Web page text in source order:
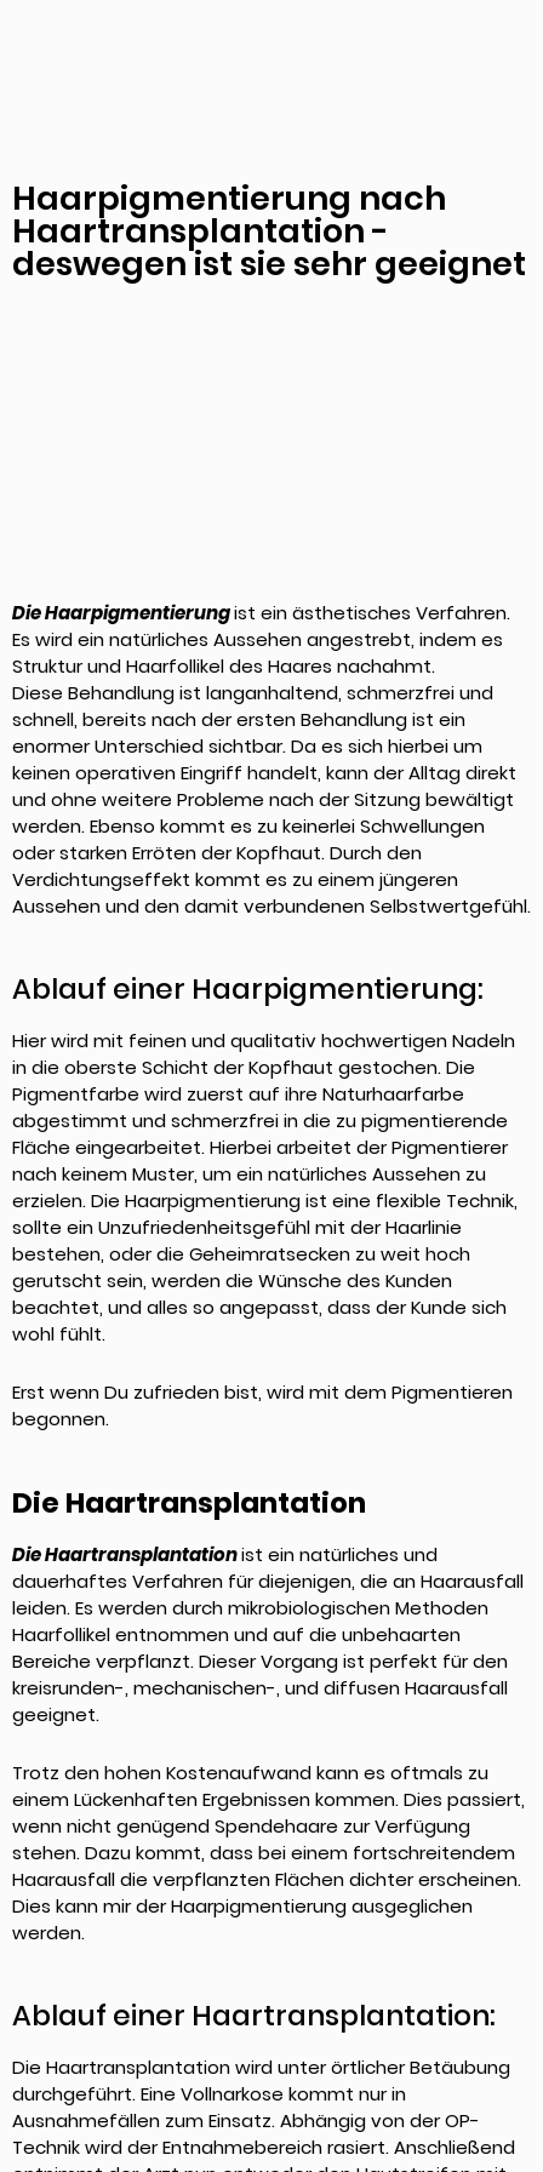
Haarpigmentierung nach
Haartransplantation -
deswegen ist sie sehr geeignet
Die Haarpigmentierungist ein ästhetisches Verfahren.
Es wird ein natürliches Aussehen angestrebt, indem es
Struktur und Haarfollikel des Haares nachahmt.
Diese Behandlung ist langanhaltend, schmerzfrei und
schnell, bereits nach der ersten Behandlung ist ein
enormer Unterschied sichtbar. Da es sich hierbei um
keinen operativen Eingriff handelt, kann der Alltag direkt
und ohne weitere Probleme nach der Sitzung bewältigt
werden. Ebenso kommt es zu keinerlei Schwellungen
oder starken Erröten der Kopfhaut. Durch den
Verdichtungseffekt kommt es zu einem jüngeren
Aussehen und den damit verbundenen Selbstwertgefühl.
Ablauf einer Haarpigmentierung:
Hier wird mit feinen und qualitativ hochwertigen Nadeln
in die oberste Schicht der Kopfhaut gestochen. Die
Pigmentfarbe wird zuerst auf ihre Naturhaarfarbe
abgestimmt und schmerzfrei in die zu pigmentierende
Fläche eingearbeitet. Hierbei arbeitet der Pigmentierer
nach keinem Muster, um ein natürliches Aussehen zu
erzielen. Die Haarpigmentierung ist eine flexible Technik,
sollte ein Unzufriedenheitsgefühl mit der Haarlinie
bestehen, oder die Geheimratsecken zu weit hoch
gerutscht sein, werden die Wünsche des Kunden
beachtet, und alles so angepasst, dass der Kunde sich
wohl fühlt.
Erst wenn Du zufrieden bist, wird mit dem Pigmentieren
begonnen.
Die Haartransplantation
Die Haartransplantationist ein natürliches und
dauerhaftes Verfahren für diejenigen, die an Haarausfall
leiden. Es werden durch mikrobiologischen Methoden
Haarfollikel entnommen und auf die unbehaarten
Bereiche verpflanzt. Dieser Vorgang ist perfekt für den
kreisrunden-, mechanischen-, und diffusen Haarausfall
geeignet.
Trotz den hohen Kostenaufwand kann es oftmals zu
einem Lückenhaften Ergebnissen kommen. Dies passiert,
wenn nicht genügend Spendehaare zur Verfügung
stehen. Dazu kommt, dass bei einem fortschreitendem
Haarausfall die verpflanzten Flächen dichter erscheinen.
Dies kann mir der Haarpigmentierung ausgeglichen
werden.
Ablauf einer Haartransplantation:
Die Haartransplantation wird unter örtlicher Betäubung
durchgeführt. Eine Vollnarkose kommt nur in
Ausnahmefällen zum Einsatz. Abhängig von der OP-
Technik wird der Entnahmebereich rasiert. Anschließend